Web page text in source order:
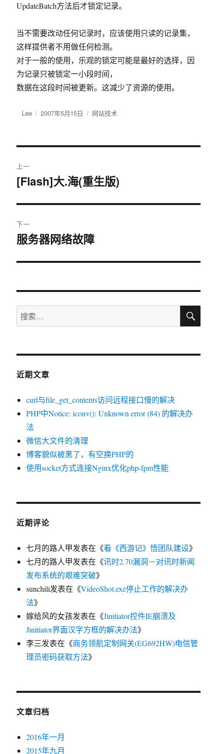
UpdateBatch方法后才锁定记录。
当不需要改动任何记录时，应该使用只读的记录集，
这样提供者不用做任何检测。
对于一般的使用，乐观的锁定可能是最好的选择，因
为记录只被锁定一小段时间，
数据在这段时间被更新。这减少了资源的使用。
作
Lee
发
2007年5月15日
分
网站技术
章
航
上一
上
文
章：
[Flash]大.海(重生版)
下一
下
文
服务器网络故障
搜
索：
搜
近期文章
curl与file_get_contents访问远程接口慢的解决
PHP中Notice: iconv(): Unknown error (84) 的解决办
法
微信大文件的清理
博客貌似被黑了，有空换PHP的
使用socket方式连接Nginx优化php-fpm性能
近期评论
七月的路人甲发表在《看《西游记》悟团队建设》
七月的路人甲发表在《讯时2.70漏洞－对讯时新闻
发布系统的艰难突破》
sunchili发表在《VideoShot.exe停止工作的解决办
法》
嫁给风的女孩发表在《Jinitiator控件IE崩溃及
Jinitiator界面汉字方框的解决办法》
李三发表在《商务领航定制网关(EG692HW)电信管
理员密码获取方法》
文章归档
2016年一月
2015年九月